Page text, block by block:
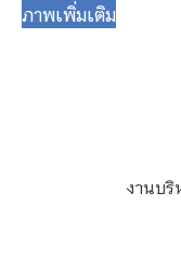
ภาพเพิ่มเติม
งานบริ